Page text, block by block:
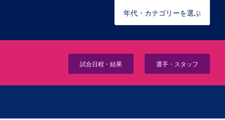
年代・カテゴリーを選ぶ
試合日程・結果 選手・スタッフ